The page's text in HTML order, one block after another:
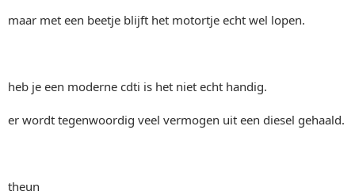
maar met een beetje blijft het motortje echt wel lopen.
heb je een moderne cdti is het niet echt handig.
er wordt tegenwoordig veel vermogen uit een diesel gehaald.
theun